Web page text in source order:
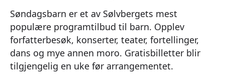
Søndagsbarn er et av Sølvbergets mest
populære programtilbud til barn. Opplev
forfatterbesøk, konserter, teater, fortellinger,
dans og mye annen moro. Gratisbilletter blir
tilgjengelig en uke før arrangementet.